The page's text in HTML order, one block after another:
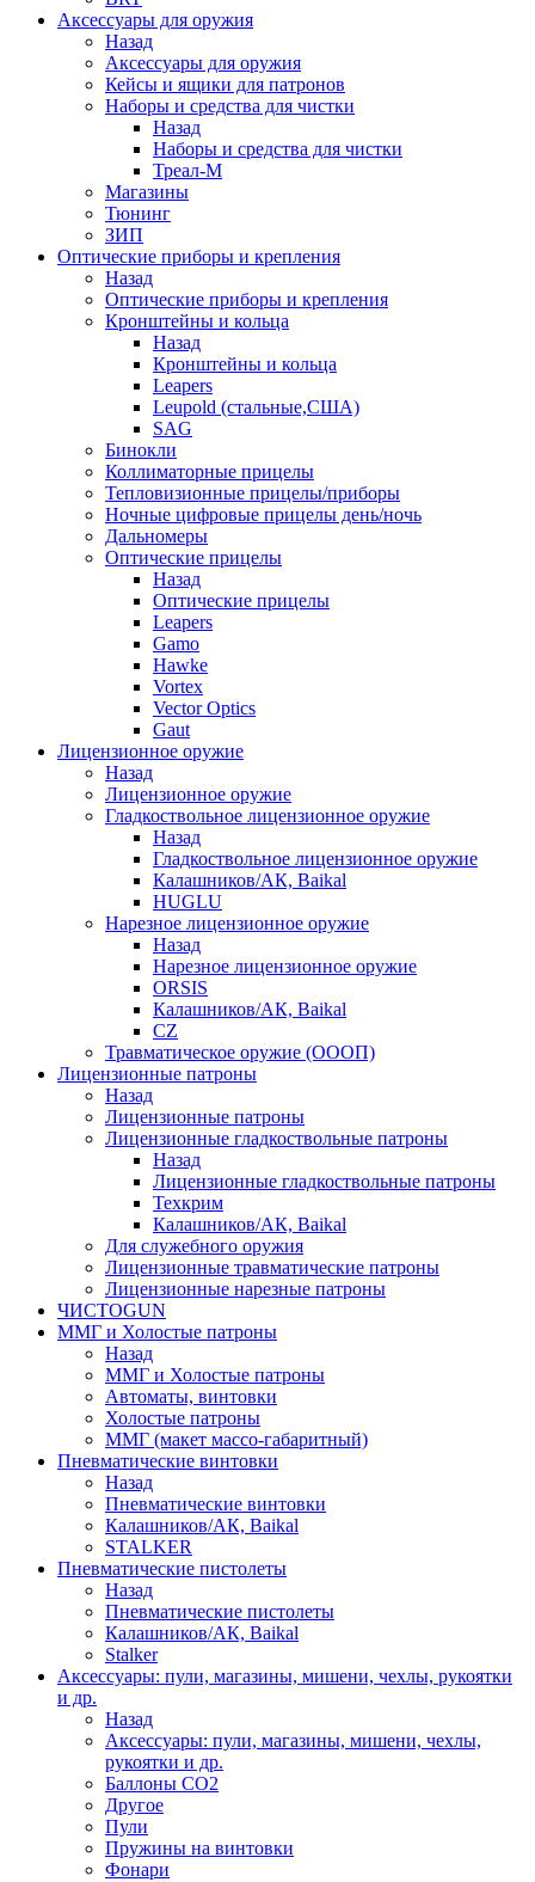
Аксессуары для оружия
Назад
Аксессуары для оружия
Кейсы и ящики для патронов
Наборы и средства для чистки
Назад
Наборы и средства для чистки
Треал-М
Магазины
Тюнинг
ЗИП
Оптические приборы и крепления
Назад
Оптические приборы и крепления
Кронштейны и кольца
Назад
Кронштейны и кольца
Leapers
Leupold (стальные,США)
SAG
Бинокли
Коллиматорные прицелы
Тепловизионные прицелы/приборы
Ночные цифровые прицелы день/ночь
Дальномеры
Оптические прицелы
Назад
Оптические прицелы
Leapers
Gamo
Hawke
Vortex
Vector Optics
Gaut
Лицензионное оружие
Назад
Лицензионное оружие
Гладкоствольное лицензионное оружие
Назад
Гладкоствольное лицензионное оружие
Калашников/АК, Baikal
HUGLU
Нарезное лицензионное оружие
Назад
Нарезное лицензионное оружие
ORSIS
Калашников/АК, Baikal
CZ
Травматическое оружие (ОООП)
Лицензионные патроны
Назад
Лицензионные патроны
Лицензионные гладкоствольные патроны
Назад
Лицензионные гладкоствольные патроны
Техкрим
Калашников/АК, Baikal
Для служебного оружия
Лицензионные травматические патроны
Лицензионные нарезные патроны
ЧИСТОGUN
ММГ и Холостые патроны
Назад
ММГ и Холостые патроны
Автоматы, винтовки
Холостые патроны
ММГ (макет массо-габаритный)
Пневматические винтовки
Назад
Пневматические винтовки
Калашников/АК, Baikal
STALKER
Пневматические пистолеты
Назад
Пневматические пистолеты
Калашников/АК, Baikal
Stalker
Аксессуары: пули, магазины, мишени, чехлы, рукоятки
и др.
Назад
Аксессуары: пули, магазины, мишени, чехлы,
рукоятки и др.
Баллоны CO2
Другое
Пули
Пружины на винтовки
Фонари